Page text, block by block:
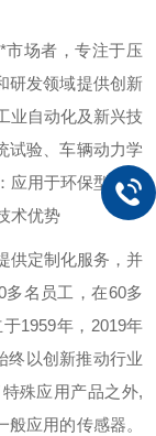
场者，专注于压
研发领域提供创新
业自动化及新兴技
试验、车辆动力学
应用于环保型内燃
术优势
供定制化服务，并
多名员工，在60多
1959年，2019年
终以创新推动行业
殊应用产品之外,
应用的传感器。